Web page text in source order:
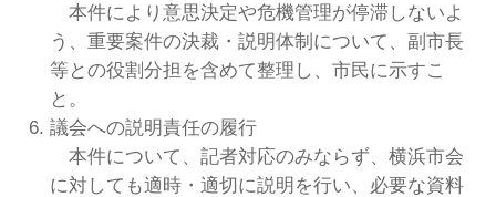
本件により意思決定や危機管理が停滞しないよ
う、重要案件の決裁・説明体制について、副市長
等との役割分担を含めて整理し、市民に示すこ
と。
議会への説明責任の履行
本件について、記者対応のみならず、横浜市会
に対しても適時・適切に説明を行い、必要な資料